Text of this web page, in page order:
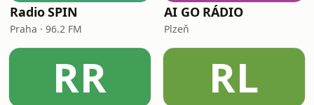
Radio SPIN
Praha · 96.2 FM
AI GO RÁDIO
Plzeň
RR RL